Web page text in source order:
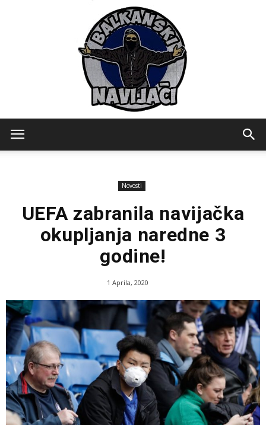
Novosti
UEFA zabranila navijačka
okupljanja naredne 3
godine!
1 Aprila, 2020